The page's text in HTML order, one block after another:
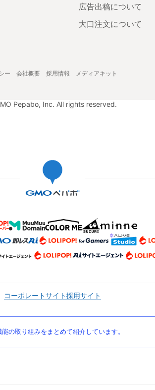
広告出稿について
大口注文について
ー 会社概要 採用情報 メディアキット
Pepabo, Inc. All rights reserved.
コーポレートサイト採用サイト
の取り組みをまとめて紹介しています。